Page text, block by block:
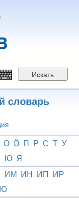
Искать
словарь
О Ӧ П Р С Т У
Ю Я
ИМ ИН ИП ИР